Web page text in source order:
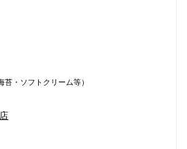
苔・ソフトクリーム等）